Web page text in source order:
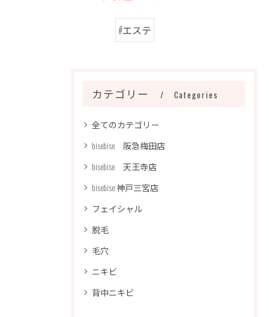
#エステ
カテゴリー Categories
全てのカテゴリー
bisebise 阪急梅田店
bisebise 天王寺店
bisebise 神戸三宮店
フェイシャル
脱毛
毛穴
ニキビ
背中ニキビ